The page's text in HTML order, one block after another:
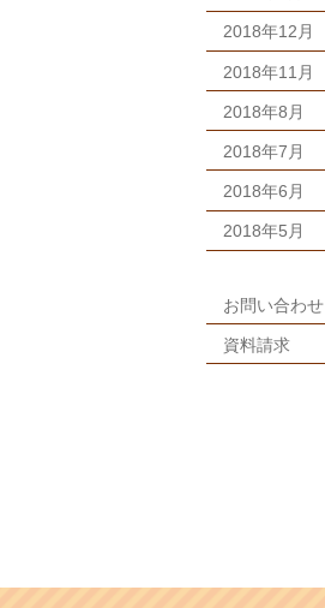
2018年12月
2018年11月
2018年8月
2018年7月
2018年6月
2018年5月
お問い合わせ
資料請求